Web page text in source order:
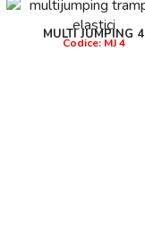
MULTI JUMPING 4
Codice: MJ 4